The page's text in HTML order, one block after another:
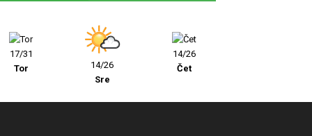
17/31
Tor
14/26
Sre
14/26
Čet